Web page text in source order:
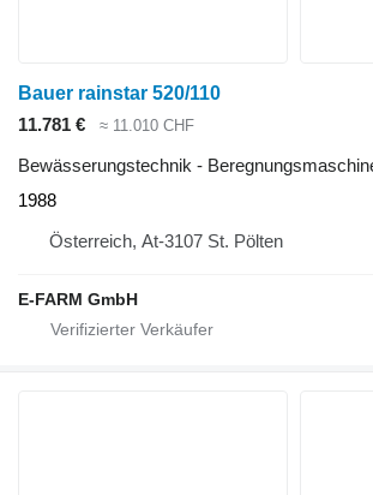
Bauer rainstar 520/110
11.781 €
≈ 11.010 CHF
Bewässerungstechnik -
1988
Österreich, At-3107 St. Pölten
E-FARM GmbH